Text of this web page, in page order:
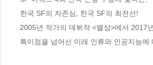
한국 SF의 자존심, 한국 SF의 최전선!
2005년 작가의 데뷔작 <별상>에서 2017
특이점을 넘어선 미래 인류와 인공지능